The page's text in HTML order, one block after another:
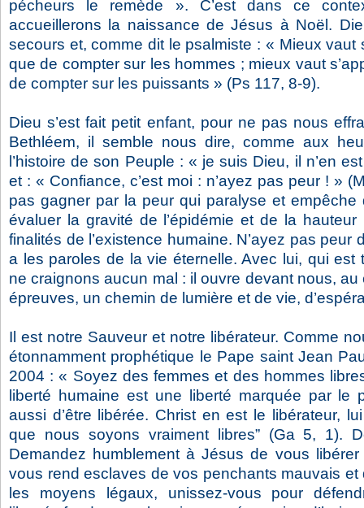
pécheurs le remède ». C’est dans ce
accueillerons la naissance de Jésus à Noël.
secours et, comme dit le psalmiste : « Mieux vaut
que de compter sur les hommes ; mieux vaut
de compter sur les puissants » (Ps 117, 8-9).
Dieu s’est fait petit enfant, pour ne pas nous
Bethléem, il semble nous dire, comme aux
l’histoire de son Peuple : « je suis Dieu, il n’en
et : « Confiance, c’est moi : n’ayez pas peur ! »
pas gagner par la peur qui paralyse et
évaluer la gravité de l’épidémie et de la
finalités de l’existence humaine. N’ayez pas peur
a les paroles de la vie éternelle. Avec lui, qui est
ne craignons aucun mal : il ouvre devant nous,
épreuves, un chemin de lumière et de vie,
Il est notre Sauveur et notre libérateur. Comme
étonnamment prophétique le Pape saint Jean
2004 : « Soyez des femmes et des hommes
liberté humaine est une liberté marquée par le
aussi d’être libérée. Christ en est le libérateur,
que nous soyons vraiment libres” (Ga 5, 1).
Demandez humblement à Jésus de vous
vous rend esclaves de vos penchants mauvais
les moyens légaux, unissez-vous pour